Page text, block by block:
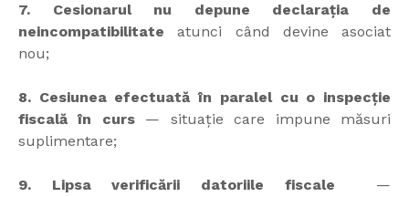
7. Cesionarul nu depune declarația de
neincompatibilitate atunci când devine asociat
nou;
8. Cesiunea efectuată în paralel cu o inspecție
fiscală în curs— situație care impune măsuri
suplimentare;
9. Lipsa verificării datoriile fiscale
—